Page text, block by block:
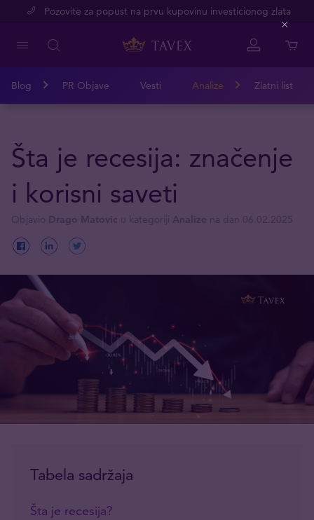
Pozovite za popust na prvu kupovinu investicionog zlata
Blog PR Objave Vesti Analize Zlatni list
Šta je recesija: značenje
i korisni saveti
Tabela sadržaja
Šta je recesija?
Close